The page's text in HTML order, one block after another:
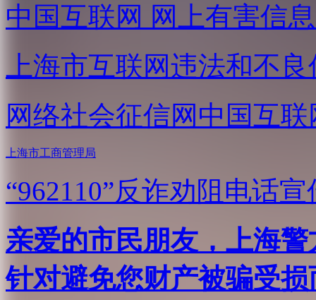
中国互联网 网上有害信
上海市互联网违法和不
网络社会征信网 中国互
上海市工商管理局
“962110”反诈劝阻电话宣
亲爱的市民朋友，上海
针对避免您财产被骗受